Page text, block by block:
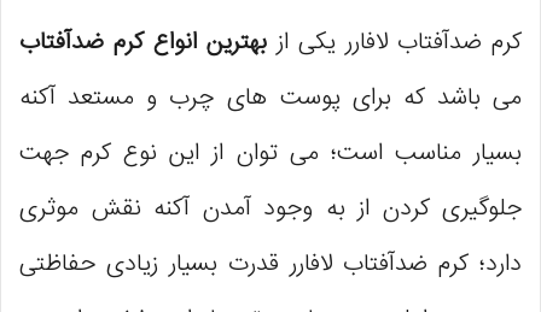
کرم ضدآفتاب لافارر یکی از بهترین انواع کرم ضدآفتاب
می باشد که برای پوست های چرب و مستعد آکنه
بسیار مناسب است؛ می توان از این نوع کرم جهت
جلوگیری کردن از به وجود آمدن آکنه نقش موثری
دارد؛ کرم ضدآفتاب لافارر قدرت بسیار زیادی حفاظتی